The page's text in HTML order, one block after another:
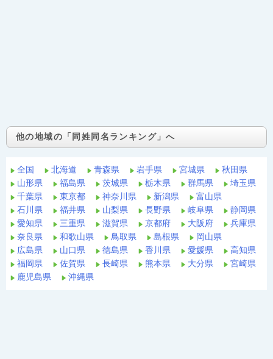
他の地域の「同姓同名ランキング」へ
全国 北海道 青森県 岩手県 宮城県
秋田県
山形県
福島県 茨城県 栃木県 群馬県
埼玉県
千葉県
東京都 神奈川県 新潟県
富山県
石川県
福井県 山梨県 長野県 岐阜県
静岡県
愛知県
三重県 滋賀県 京都府 大阪府
兵庫県
奈良県
和歌山県 鳥取県 島根県
岡山県
広島県
山口県 徳島県 香川県 愛媛県
高知県
福岡県
佐賀県 長崎県 熊本県 大分県
宮崎県
鹿児島県
沖縄県